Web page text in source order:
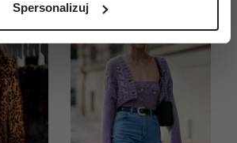
czyli wirtualny odcisk palca)
oraz ustaw własne preferencje w
. W Deklaracji plików cookie możesz
swoją zgodę w dowolnej chwili.
cookie do spersonalizowania treści
Spersonalizuj